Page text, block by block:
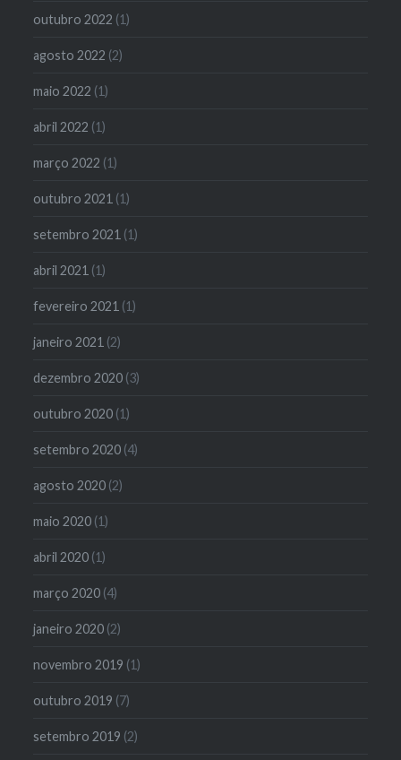
outubro 2022 (1)
agosto 2022 (2)
maio 2022 (1)
abril 2022 (1)
março 2022 (1)
outubro 2021 (1)
setembro 2021 (1)
abril 2021 (1)
fevereiro 2021 (1)
janeiro 2021 (2)
dezembro 2020 (3)
outubro 2020 (1)
setembro 2020 (4)
agosto 2020 (2)
maio 2020 (1)
abril 2020 (1)
março 2020 (4)
janeiro 2020 (2)
novembro 2019 (1)
outubro 2019 (7)
setembro 2019 (2)